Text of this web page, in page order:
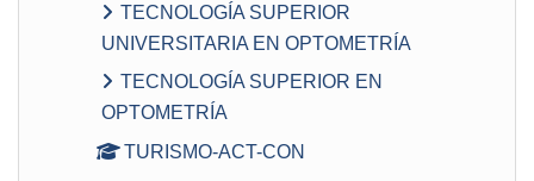
TECNOLOGÍA SUPERIOR
UNIVERSITARIA EN OPTOMETRÍA
TECNOLOGÍA SUPERIOR EN
OPTOMETRÍA
TURISMO-ACT-CON